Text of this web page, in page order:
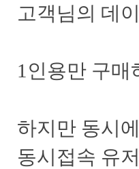
고객님의 데
1인용만 구매
하지만 동시
동시접속 유